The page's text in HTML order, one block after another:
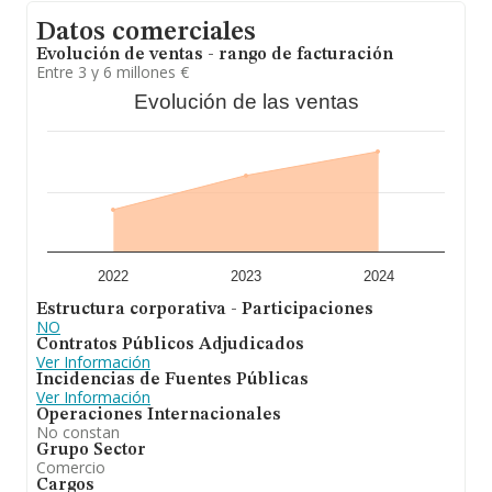
año 2024 de 101 millones de euros. Con el fin de
ampliar la información relativa a las compañías, la
media de antigüedad desde la constitución es de 21
años. Los empleados de media son 4.
explotación y gestión de una ferretería. En el ranking de
provincia, ha experimentado un retroceso.
Datos comerciales
Evolución de ventas - rango de facturación
Entre 3 y 6 millones €
Evolución de las ventas
2022 2023 2024
Estructura corporativa - Participaciones
NO
Contratos Públicos Adjudicados
Ver Información
Incidencias de Fuentes Públicas
Ver Información
Operaciones Internacionales
No constan
Grupo Sector
Comercio
Cargos